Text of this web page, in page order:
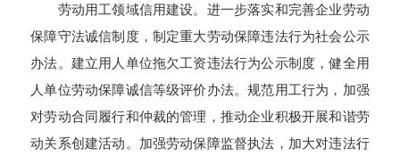
劳动用工领域信用建设。进一步落实和完善企业劳动
保障守法诚信制度，制定重大劳动保障违法行为社会公示
办法。建立用人单位拖欠工资违法行为公示制度，健全用
人单位劳动保障诚信等级评价办法。规范用工行为，加强
对劳动合同履行和仲裁的管理，推动企业积极开展和谐劳
动关系创建活动。加强劳动保障监督执法，加大对违法行